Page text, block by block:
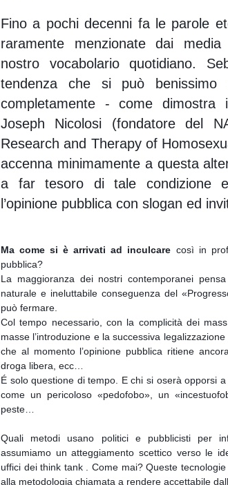
Fino a pochi decenni fa le parole
raramente menzionate dai
nostro vocabolario quotidiano.
tendenza che si può benissimo
completamente - come
Joseph Nicolosi (fondatore del
Research and Therapy of
accenna minimamente a questa
a far tesoro di tale condizione e
l’opinione pubblica con slogan ed
Ma come si è arrivati ad inculcare così in
pubblica?
La maggioranza dei nostri contemporanei
naturale e ineluttabile conseguenza del
può fermare.
Col tempo necessario, con la complicità dei
masse l’introduzione e la successiva
che al momento l’opinione pubblica ritiene
droga libera, ecc…
É solo questione di tempo. E chi si oserà opporsi
come un pericoloso «pedofobo», un
peste…
Quali metodi usano politici e pubblicisti per
assumiamo un atteggiamento scettico verso le
uffici dei think tank . Come mai? Queste
alla metodologia chiamata a rendere accettabile